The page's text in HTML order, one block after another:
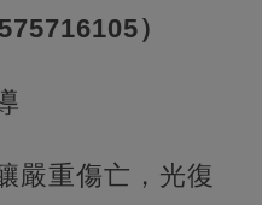
）
嚴重傷亡，光復